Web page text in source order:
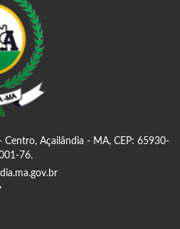
Centro, Açailândia - MA, CEP: 65930-
76.